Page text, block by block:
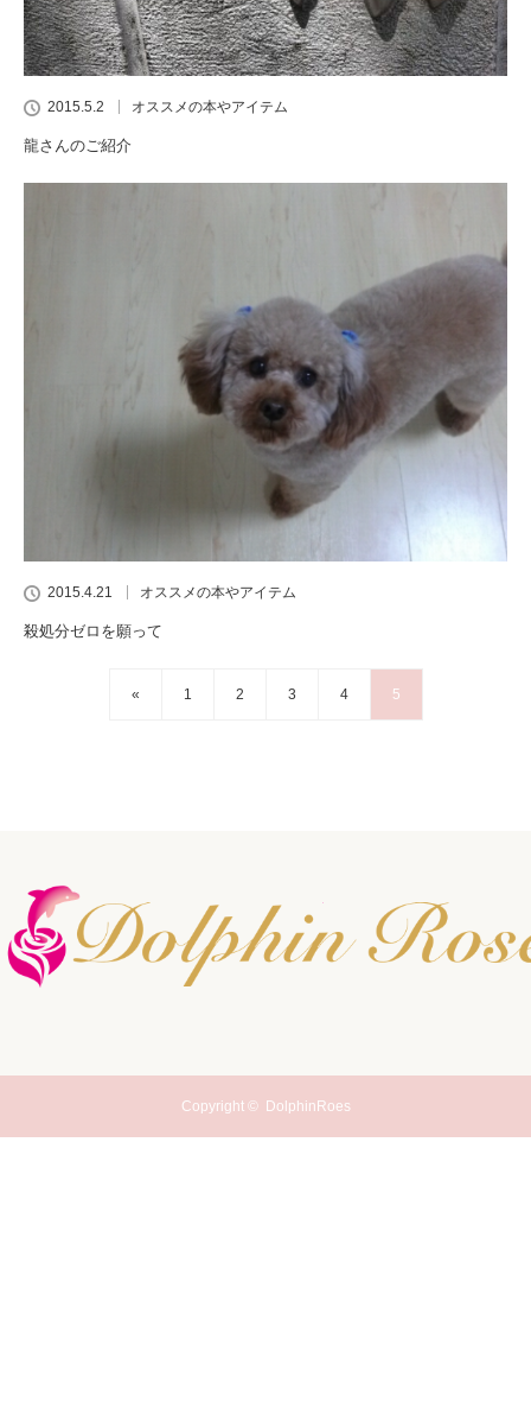
2015.5.2 オススメの本やアイテム
龍さんのご紹介
2015.4.21 オススメの本やアイテム
殺処分ゼロを願って
« 1 2 3 4 5
Copyright © DolphinRoes